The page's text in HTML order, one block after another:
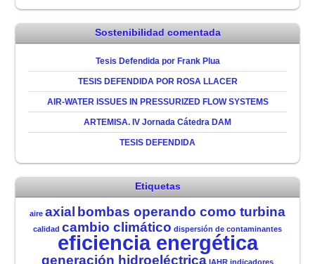
Sostenibilidad comentada
Tesis Defendida por Frank Plua
TESIS DEFENDIDA POR ROSA LLACER
AIR-WATER ISSUES IN PRESSURIZED FLOW SYSTEMS
ARTEMISA. IV Jornada Cátedra DAM
TESIS DEFENDIDA
Etiquetas
aire axial bombas operando como turbina
calidad cambio climático dispersión de contaminantes
eficiencia energética
generación hidroeléctrica IAHR indicadores